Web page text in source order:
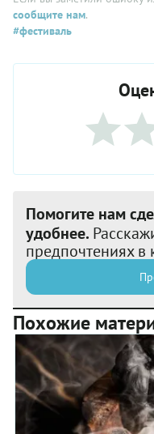
сообщите нам.
#фестиваль
Помогите нам
удобнее.
предпочтениях в
Похожие